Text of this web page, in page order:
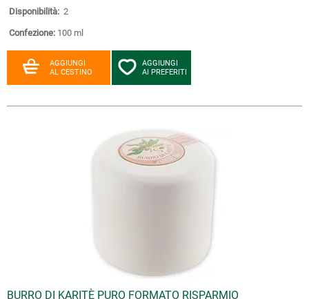
Disponibilità: 2
Confezione: 100 ml
AGGIUNGI
AL CESTINO
AGGIUNGI
AI PREFERITI
BURRO DI KARITÈ PURO FORMATO RISPARMIO